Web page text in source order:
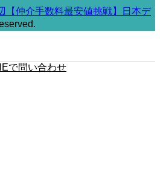
【仲介手数料最安値挑戦】日本デ
で問い合わせ